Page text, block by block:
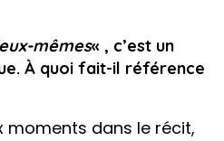
mêmes« , c’est un
À quoi fait-il référence
moments dans le récit,